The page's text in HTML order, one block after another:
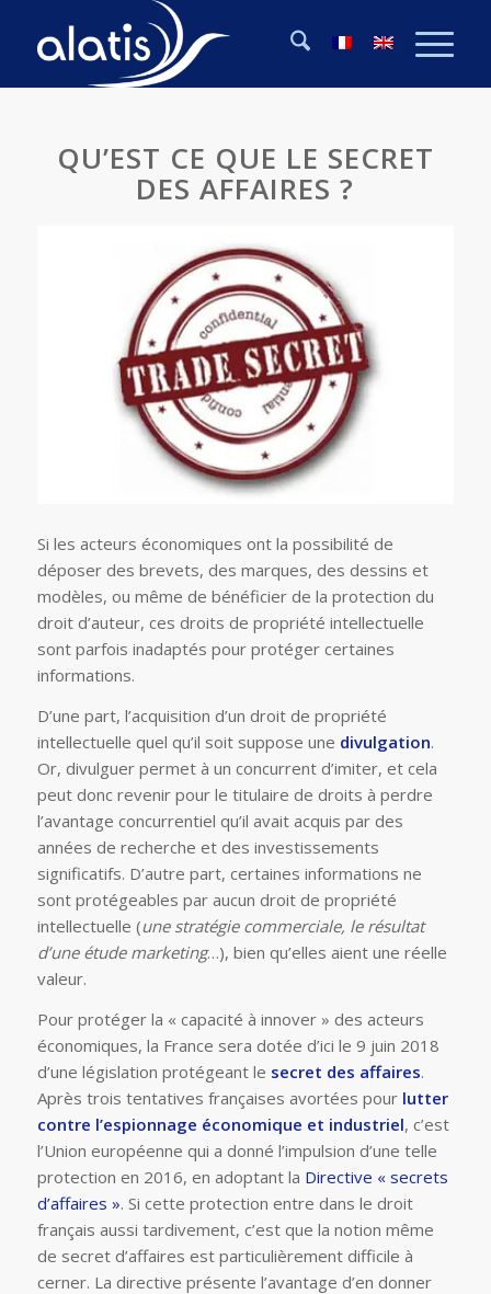
QU’EST CE QUE LE SECRET
DES AFFAIRES ?
Si les acteurs économiques ont la possibilité de
déposer des brevets, des marques, des dessins et
modèles, ou même de bénéficier de la protection du
droit d’auteur, ces droits de propriété intellectuelle
sont parfois inadaptés pour protéger certaines
informations.
D’une part, l’acquisition d’un droit de propriété
intellectuelle quel qu’il soit suppose une divulgation.
Or, divulguer permet à un concurrent d’imiter, et cela
peut donc revenir pour le titulaire de droits à perdre
l’avantage concurrentiel qu’il avait acquis par des
années de recherche et des investissements
significatifs. D’autre part, certaines informations ne
sont protégeables par aucun droit de propriété
intellectuelle (une stratégie commerciale, le résultat
d’une étude marketing…), bien qu’elles aient une réelle
valeur.
Pour protéger la « capacité à innover » des acteurs
économiques, la France sera dotée d’ici le 9 juin 2018
d’une législation protégeant le secret des affaires.
Après trois tentatives françaises avortées pour lutter
contre l’espionnage économique et industriel, c’est
l’Union européenne qui a donné l’impulsion d’une telle
protection en 2016, en adoptant la Directive « secrets
d’affaires ». Si cette protection entre dans le droit
français aussi tardivement, c’est que la notion même
de secret d’affaires est particulièrement difficile à
cerner. La directive présente l’avantage d’en donner